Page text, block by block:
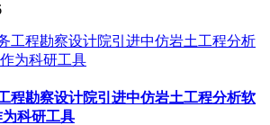
程勘察设计院引进中仿岩土工程分析软
为科研工具